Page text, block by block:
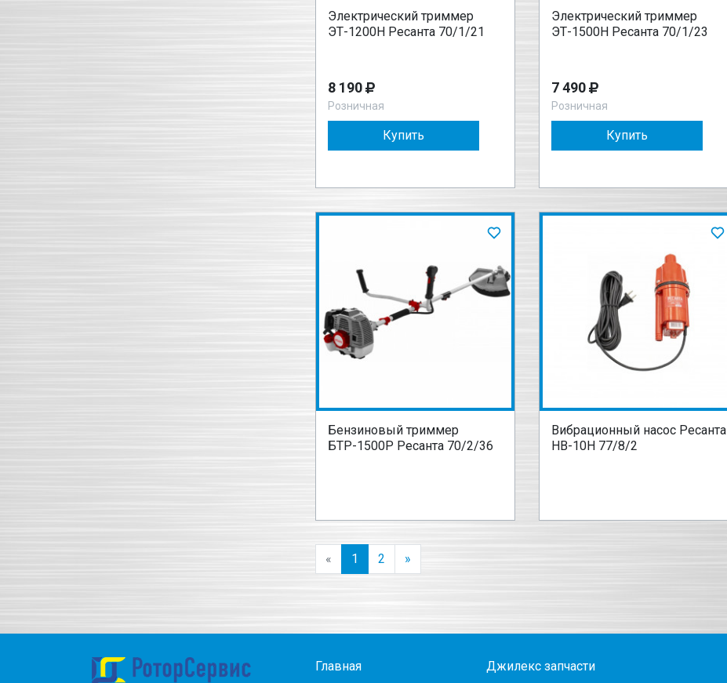
Электрический триммер
ЭТ-1200Н Ресанта 70/1/21
8 190
Розничная
Купить
Электрический триммер
ЭТ-1500Н Ресанта 70/1/23
7 490
Розничная
Купить
Бензиновый триммер
БТР-1500Р Ресанта 70/2/36
Вибрационный насос Ресанта
НВ-10Н 77/8/2
« 1 2 »
Главная Джилекс запчасти